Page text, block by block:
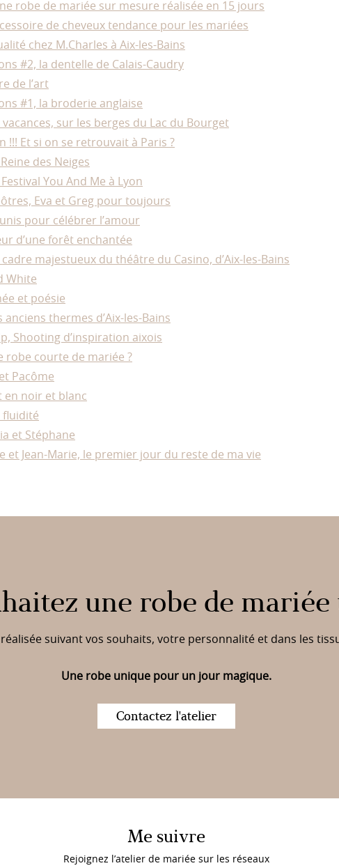
robe de mariée sur mesure réalisée en 15 jours
de cheveux tendance pour les mariées
chez M.Charles à Aix-les-Bains
#2, la dentelle de Calais-Caudry
de l’art
#1, la broderie anglaise
sur les berges du Lac du Bourget
!!! Et si on se retrouvait à Paris ?
des Neiges
You And Me à Lyon
Eva et Greg pour toujours
pour célébrer l’amour
d’une forêt enchantée
majestueux du théâtre du Casino, d’Aix-les-Bains
White
et poésie
anciens thermes d’Aix-les-Bains
Shooting d’inspiration aixois
robe courte de mariée ?
Pacôme
en noir et blanc
fluidité
et Stéphane
et Jean-Marie, le premier jour du reste de ma vie
une robe de mariée
suivant vos souhaits, votre personnalité et dans les
Une robe unique pour un jour magique.
Contactez l'atelier
Me suivre
Rejoignez l’atelier de mariée sur les réseaux